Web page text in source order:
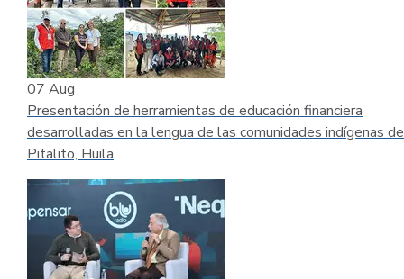
07 Aug
Presentación de herramientas de educación financiera
desarrolladas en la lengua de las comunidades indígenas de
Pitalito, Huila